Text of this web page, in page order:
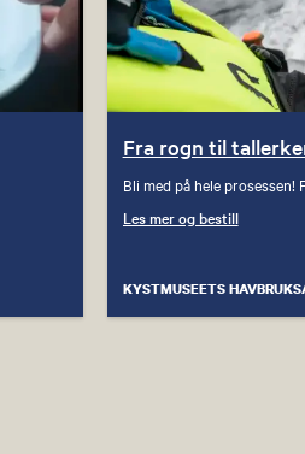
Fra rogn til
Bli med på hele
Les mer og bestill
KYSTMUSEETS